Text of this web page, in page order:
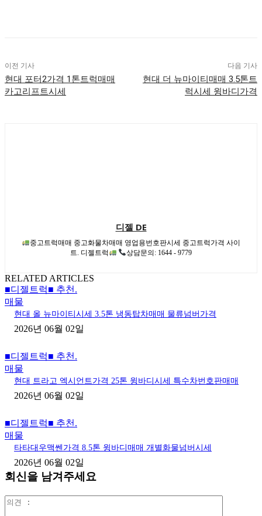
이전 기사
현대 포터2가격 1톤트럭매매
카고리프트시세
다음 기사
현대 더 뉴마이티매매 3.5톤트
럭시세 윙바디가격
디젤 DE
중고트럭매매 중고화물차매매 영업용번호판시세 중고트럭가격 사이
트. 디젤트럭
상담문의: 1644 - 9779
RELATED ARTICLES
■디젤트럭■ 추천.
매물
현대 올 뉴마이티시세 3.5톤 냉동탑차매매 물류넘버가격
2026년 06월 02일
■디젤트럭■ 추천.
매물
현대 트라고 엑시언트가격 25톤 윙바디시세 특수차번호판매매
2026년 06월 02일
■디젤트럭■ 추천.
매물
타타대우맥쎈가격 8.5톤 윙바디매매 개별화물넘버시세
2026년 06월 02일
회신을 남겨주세요